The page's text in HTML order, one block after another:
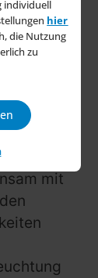
individuell
hier
die Nutzung
zu
genau
so
Zukunft
mit